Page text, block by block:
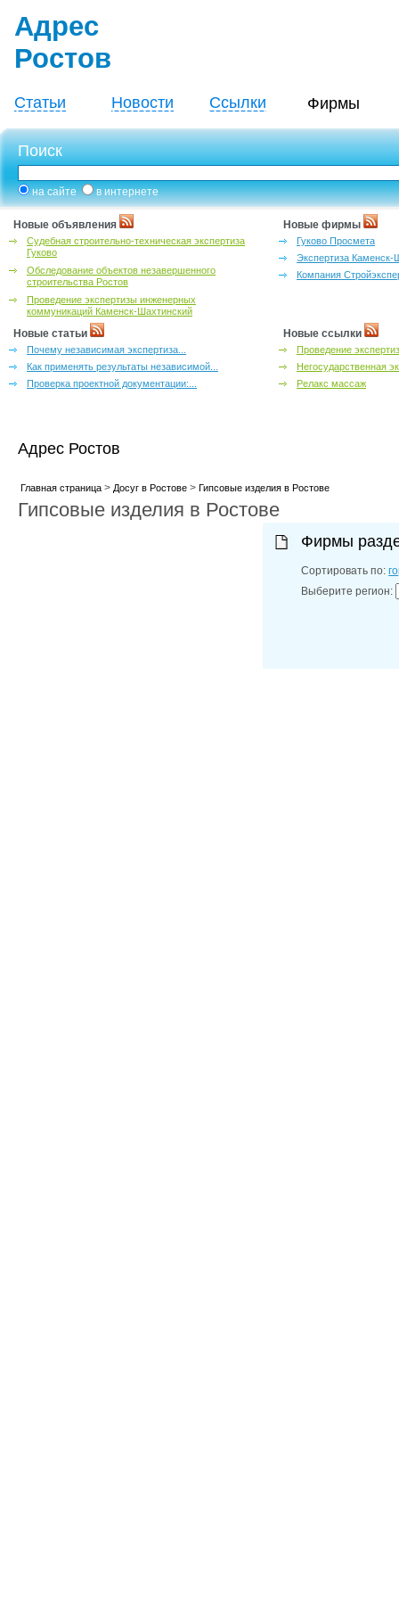
Адрес
Ростов
Статьи Новости Ссылки Фирмы
Поиск
на сайте в интернете
Новые объявления
Судебная строительно-техническая экспертиза
Гуково
Обследование объектов незавершенного
строительства Ростов
Проведение экспертизы инженерных
коммуникаций Каменск-Шахтинский
Новые фирмы
Гуково Просмета
Экспертиза Каменск-
Компания
Новые статьи
Почему независимая экспертиза...
Как применять результаты независимой...
Проверка проектной документации:...
Новые ссылки
Проведение
Негосударственная
Релакс массаж
Адрес Ростов
Главная страница> Досуг в Ростове> Гипсовые изделия в Ростове
Гипсовые изделия в Ростове
Фирмы
Сортировать по:
Выберите регион: